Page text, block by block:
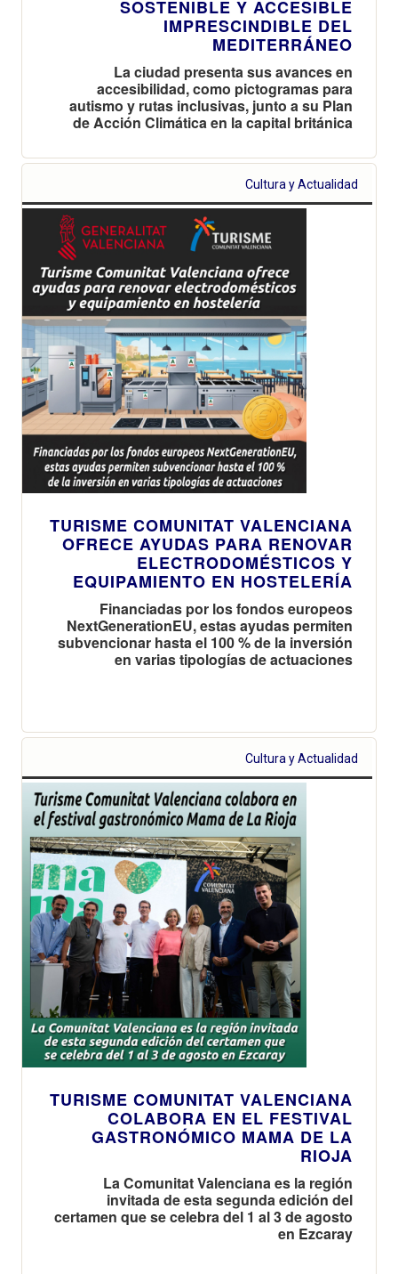
SOSTENIBLE Y ACCESIBLE
IMPRESCINDIBLE DEL
MEDITERRÁNEO
La ciudad presenta sus avances en
accesibilidad, como pictogramas para
autismo y rutas inclusivas, junto a su Plan
de Acción Climática en la capital británica
Cultura y Actualidad
TURISME COMUNITAT VALENCIANA
OFRECE AYUDAS PARA RENOVAR
ELECTRODOMÉSTICOS Y
EQUIPAMIENTO EN HOSTELERÍA
Financiadas por los fondos europeos
NextGenerationEU, estas ayudas permiten
subvencionar hasta el 100 % de la inversión
en varias tipologías de actuaciones
Cultura y Actualidad
TURISME COMUNITAT VALENCIANA
COLABORA EN EL FESTIVAL
GASTRONÓMICO MAMA DE LA
RIOJA
La Comunitat Valenciana es la región
invitada de esta segunda edición del
certamen que se celebra del 1 al 3 de agosto
en Ezcaray